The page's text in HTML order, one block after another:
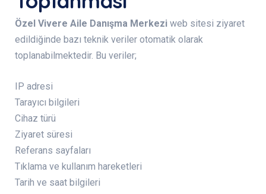
Özel Vivere Aile Danışma Merkezi web sitesi ziyaret
edildiğinde bazı teknik veriler otomatik olarak
toplanabilmektedir. Bu veriler;
IP adresi
Tarayıcı bilgileri
Cihaz türü
Ziyaret süresi
Referans sayfaları
Tıklama ve kullanım hareketleri
Tarih ve saat bilgileri